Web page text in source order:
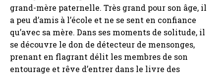
grand-mère paternelle. Très grand pour son âge, il
a peu d’amis à l’école et ne se sent en confiance
qu’avec sa mère. Dans ses moments de solitude, il
se découvre le don de détecteur de mensonges,
prenant en flagrant délit les membres de son
entourage et rêve d’entrer dans le livre des